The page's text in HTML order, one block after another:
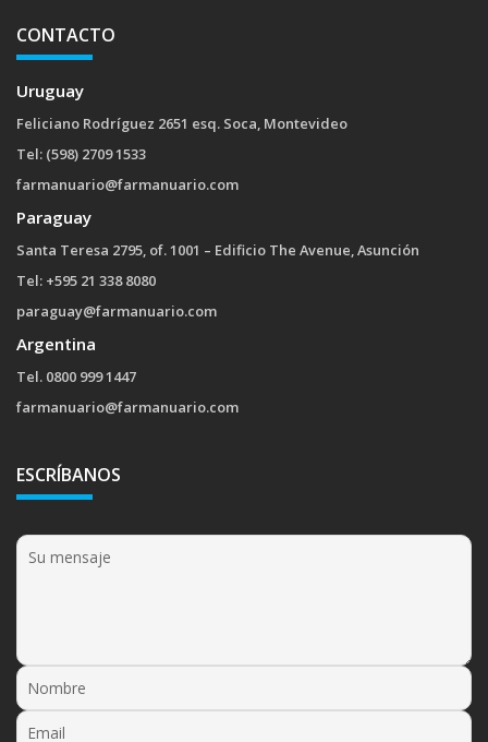
CONTACTO
Uruguay
Feliciano Rodríguez 2651 esq. Soca, Montevideo
Tel: (598) 2709 1533
farmanuario@farmanuario.com
Paraguay
Santa Teresa 2795, of. 1001 – Edificio The Avenue, Asunción
Tel: +595 21 338 8080
paraguay@farmanuario.com
Argentina
Tel. 0800 999 1447
farmanuario@farmanuario.com
ESCRÍBANOS